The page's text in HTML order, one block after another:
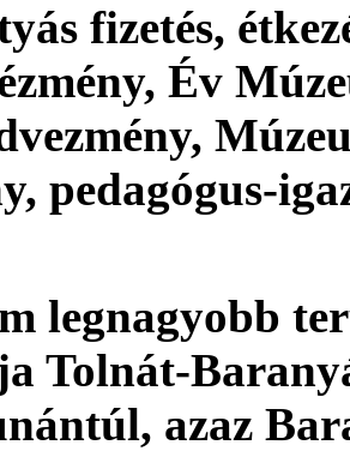
fizetés,
Év
pedagógus-
legnagyobb
Tolnát-
azaz